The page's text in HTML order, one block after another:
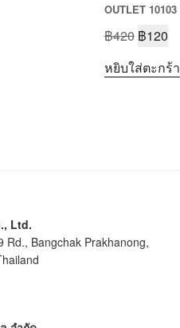
OUTLET 10103
฿420 ฿120
หยิบใส่ตะกร้า
Ltd.
Rd., Bangchak Prakhanong,